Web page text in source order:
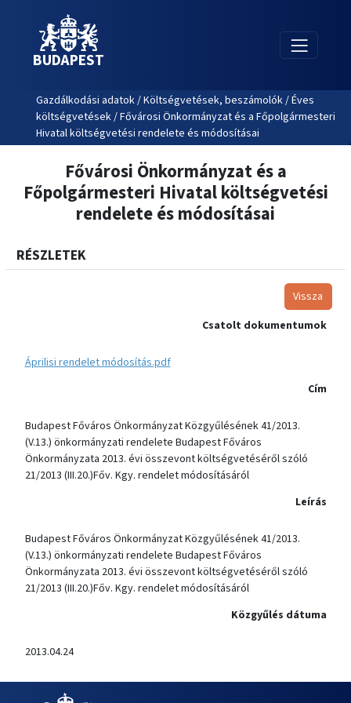
BUDAPEST
Gazdálkodási adatok / Költségvetések, beszámolók / Éves
költségvetések / Fővárosi Önkormányzat és a Főpolgármesteri
Hivatal költségvetési rendelete és módosításai
Fővárosi Önkormányzat és a
Főpolgármesteri Hivatal költségvetési
rendelete és módosításai
RÉSZLETEK
Vissza
Csatolt dokumentumok
Áprilisi rendelet módosítás.pdf
Cím
Budapest Főváros Önkormányzat Közgyűlésének 41/2013.
(V.13.) önkormányzati rendelete Budapest Főváros
Önkormányzata 2013. évi összevont költségvetéséről szóló
21/2013 (III.20.)Főv. Kgy. rendelet módosításáról
Leírás
Budapest Főváros Önkormányzat Közgyűlésének 41/2013.
(V.13.) önkormányzati rendelete Budapest Főváros
Önkormányzata 2013. évi összevont költségvetéséről szóló
21/2013 (III.20.)Főv. Kgy. rendelet módosításáról
Közgyűlés dátuma
2013.04.24